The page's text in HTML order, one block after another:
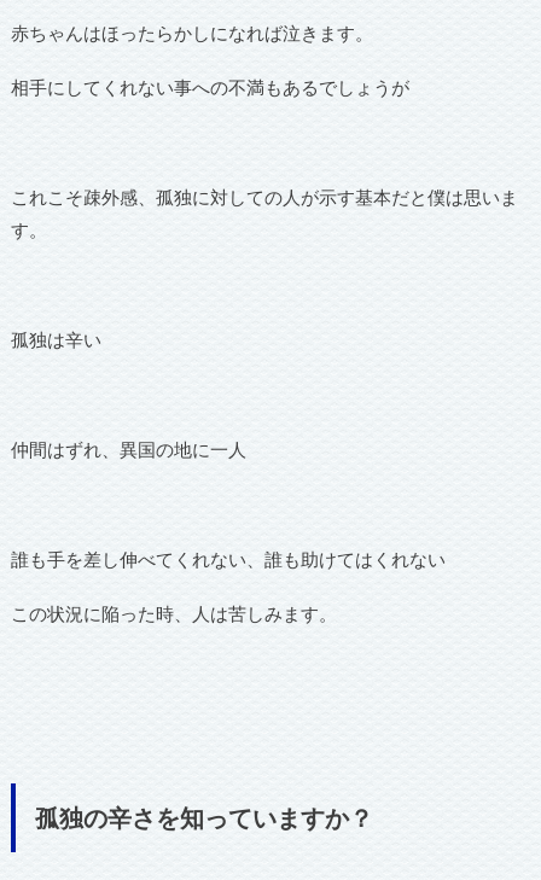
赤ちゃんはほったらかしになれば泣きます。
相手にしてくれない事への不満もあるでしょうが
これこそ疎外感、孤独に対しての人が示す基本だと僕は思いま
す。
孤独は辛い
仲間はずれ、異国の地に一人
誰も手を差し伸べてくれない、誰も助けてはくれない
この状況に陥った時、人は苦しみます。
孤独の辛さを知っていますか？